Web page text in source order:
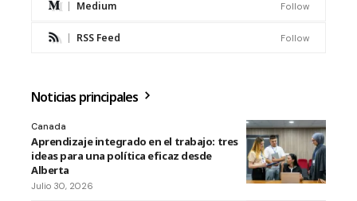
Medium Follow
RSS Feed Follow
Noticias principales
Canada
Aprendizaje integrado en el trabajo: tres
ideas para una política eficaz desde
Alberta
Julio 30, 2026